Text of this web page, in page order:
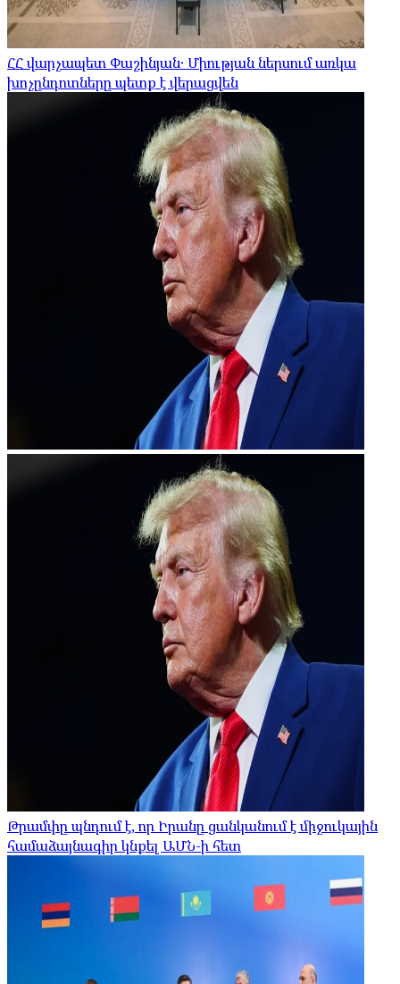
ՀՀ վարչապետ Փաշինյան․ Միության ներսում առկա
խոչընդոտները պետք է վերացվեն
Թրամփը պնդում է, որ Իրանը ցանկանում է միջուկային
համաձայնագիր կնքել ԱՄՆ-ի հետ